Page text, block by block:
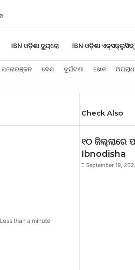
IBN ଓଡ଼ିଶା ବ୍ୟୁରୋ IBN ଓଡ଼ିଶା ଏକ୍ସକ୍ଲୁସିଭ୍
ମନୋରଞ୍ଜନ ଦେଶ ଦୁର୍ଘଟଣା ଖେଳ ଅପରାଧ
Less than a minute
Check Also
୧୦ ଜିଲ୍ଲାରେ
Ibnodisha
September 19,